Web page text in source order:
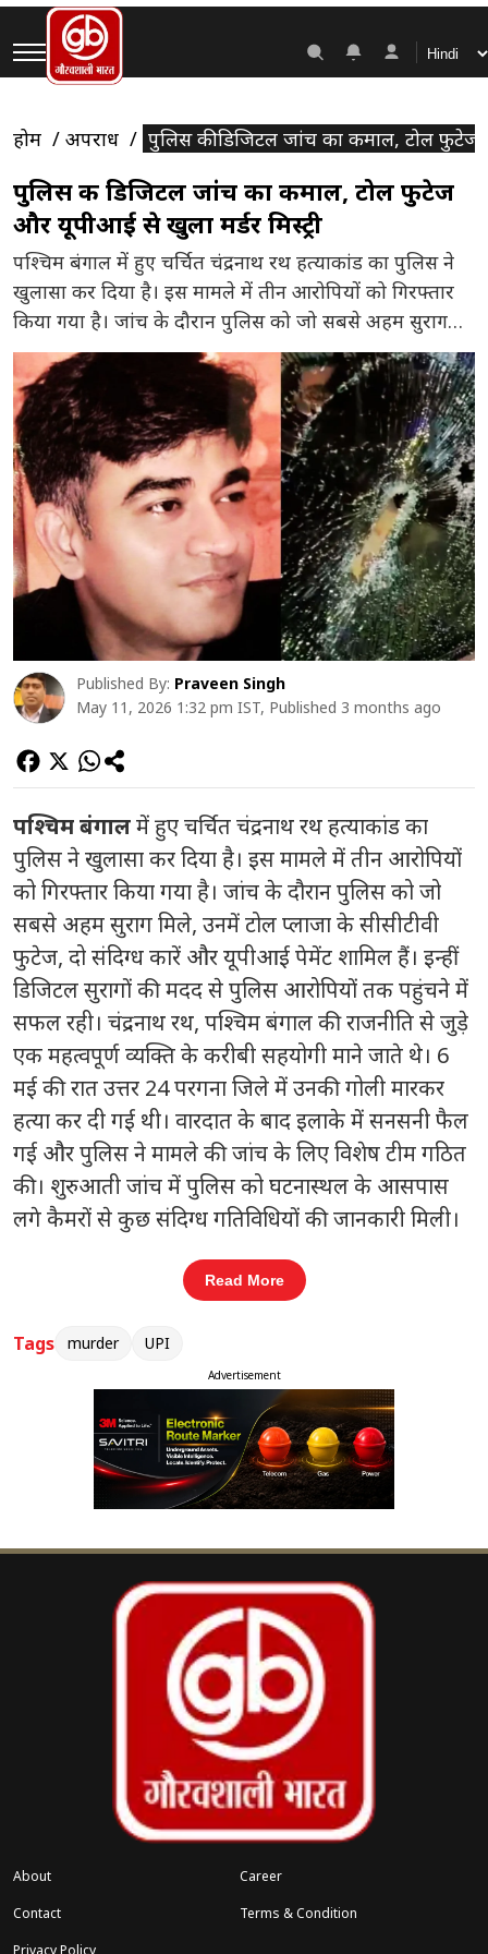
होम अपराध पुलिस की डिजिटल जांच का कमाल, टोल फुटेज
पुलिस की डिजिटल जांच का कमाल, टोल फुटेज
और यूपीआई से खुला मर्डर मिस्ट्री
पश्चिम बंगाल में हुए चर्चित चंद्रनाथ रथ हत्याकांड का पुलिस ने
खुलासा कर दिया है। इस मामले में तीन आरोपियों को गिरफ्तार
किया गया है। जांच के दौरान पुलिस को जो सबसे अहम सुराग
मिले, उनमें टोल प्लाजा के सीसीटीवी फुटेज, दो संदिग्ध कारें और
यूपीआई पेमेंट शामिल हैं। इन्हीं डिजिटल सुरागों की मदद से […]
Published By: Praveen Singh
May 11, 2026 1:32 pm IST, Published 3 months ago
पश्चिम बंगालमें हुए चर्चित चंद्रनाथ रथ हत्याकांड का
पुलिस ने खुलासा कर दिया है। इस मामले में तीन आरोपियों
को गिरफ्तार किया गया है। जांच के दौरान पुलिस को जो
सबसे अहम सुराग मिले, उनमें टोल प्लाजा के सीसीटीवी
फुटेज, दो संदिग्ध कारें और यूपीआई पेमेंट शामिल हैं। इन्हीं
डिजिटल सुरागों की मदद से पुलिस आरोपियों तक पहुंचने में
सफल रही। चंद्रनाथ रथ, पश्चिम बंगाल की राजनीति से जुड़े
एक महत्वपूर्ण व्यक्ति के करीबी सहयोगी माने जाते थे। 6
मई की रात उत्तर 24 परगना जिले में उनकी गोली मारकर
हत्या कर दी गई थी। वारदात के बाद इलाके में सनसनी फैल
गई और पुलिस ने मामले की जांच के लिए विशेष टीम गठित
की। शुरुआती जांच में पुलिस को घटनास्थल के आसपास
लगे कैमरों से कुछ संदिग्ध गतिविधियों की जानकारी मिली।
सीसीटीवी फुटेज में एक सिल्वर रंग की कार और दूसरी गाड़ी
लगातार रथ की एसयूवी के आसपास दिखाई दीं। पुलिस ने
जब इन वाहनों की गतिविधियों को ट्रैक करना शुरू किया तो
पता चला कि दोनों कारें कई टोल प्लाजा से होकर गुजरी थीं।
इसके बाद जांच का फोकस टोल प्लाजा के रिकॉर्ड पर केंद्रित
किया गया। पुलिस टीम ने अलग-अलग टोल प्लाजा के
सीसीटीवी फुटेज और भुगतान संबंधी जानकारी जुटाई। इसी
दौरान एक टोल प्लाजा पर यूपीआई के जरिए किया गया
भुगतान से जुड़े मोबाइल नंबर और बैंक डिटेल्स निकालीं।
इसके आधार पर तकनीकी टीम ने संदिग्धों की लोकेशन ट्रैक
करनी शुरू की। जांच में सामने आया कि आरोपी वारदात के
बाद लगातार अपनी लोकेशन बदल रहे थे ताकि पुलिस को
भ्रमित किया जा सके। हालांकि डिजिटल ट्रांजैक्शन और
मोबाइल लोकेशन के जरिए पुलिस उनकी गतिविधियों पर
संबंधित खबरें
क्या आपके घर का तेल भी जहरीला है?
‹
Read More
Tags murder UPI
Advertisement
About
Career
Contact
Terms & Condition